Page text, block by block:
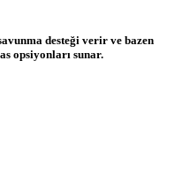
desteği verir ve bazen
opsiyonları sunar.